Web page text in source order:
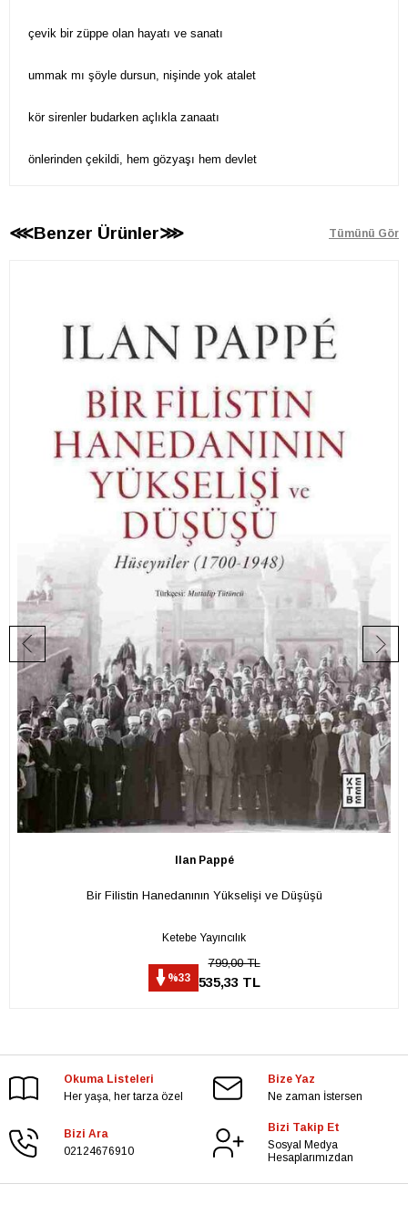
çevik bir züppe olan hayatı ve sanatı
ummak mı şöyle dursun, nişinde yok atalet
kör sirenler budarken açlıkla zanaatı
önlerinden çekildi, hem gözyaşı hem devlet
⋘Benzer Ürünler⋙ Tümünü Gör
Ilan Pappé
Bir Filistin Hanedanının Yükselişi ve Düşüşü
Ketebe Yayıncılık
%33
799,00 TL
535,33 TL
Okuma Listeleri
Her yaşa, her tarza özel
Bize Yaz
Ne zaman İstersen
Bizi Ara
02124676910
Bizi Takip Et
Sosyal Medya
Hesaplarımızdan